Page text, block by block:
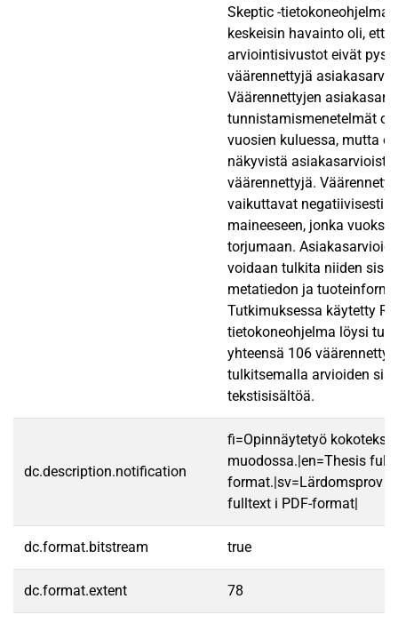
Skeptic -
keskeisin havainto oli, että
arviointisivustot eivät
väärennettyjä
Väärennettyjen
tunnistamismenetelmät
vuosien kuluessa, mutta
näkyvistä asiakasarvioista
väärennettyjä.
vaikuttavat negatiivisesti
maineeseen, jonka vuoksi
torjumaan.
voidaan tulkita niiden
metatiedon ja
Tutkimuksessa käytetty
tietokoneohjelma löysi
yhteensä 106
tulkitsemalla arvioiden
tekstisisältöä.
dc.description.notification
fi=Opinnäytetyö
muodossa.|en=Thesis
format.|sv=Lärdomsprov
fulltext i PDF-format|
dc.format.bitstream true
dc.format.extent 78